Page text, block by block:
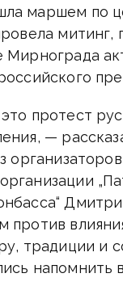
маршем по
митинг,
Мирнограда
протест
—
против
традиции и
напомнить